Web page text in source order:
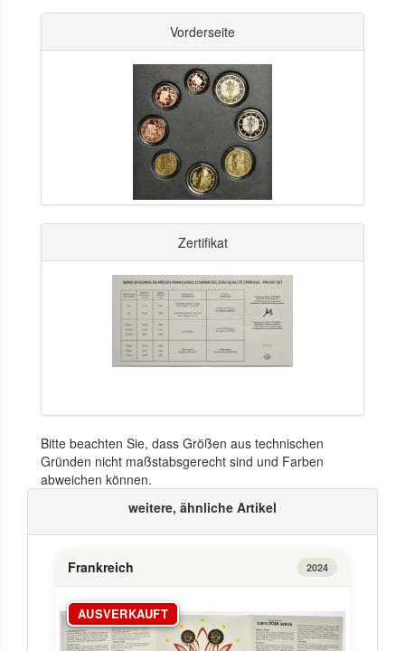
Vorderseite
Zertifikat
Bitte beachten Sie, dass Größen aus technischen
Gründen nicht maßstabsgerecht sind und Farben
abweichen können.
weitere, ähnliche Artikel
Frankreich 2024
AUSVERKAUFT